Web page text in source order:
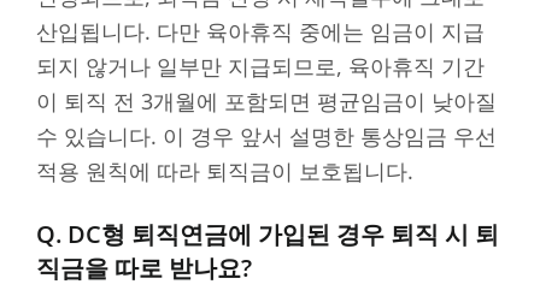
산입됩니다. 다만 육아휴직 중에는 임금이 지급
되지 않거나 일부만 지급되므로, 육아휴직 기간
이 퇴직 전 3개월에 포함되면 평균임금이 낮아질
수 있습니다. 이 경우 앞서 설명한 통상임금 우선
적용 원칙에 따라 퇴직금이 보호됩니다.
Q. DC형 퇴직연금에 가입된 경우 퇴직 시 퇴
직금을 따로 받나요?